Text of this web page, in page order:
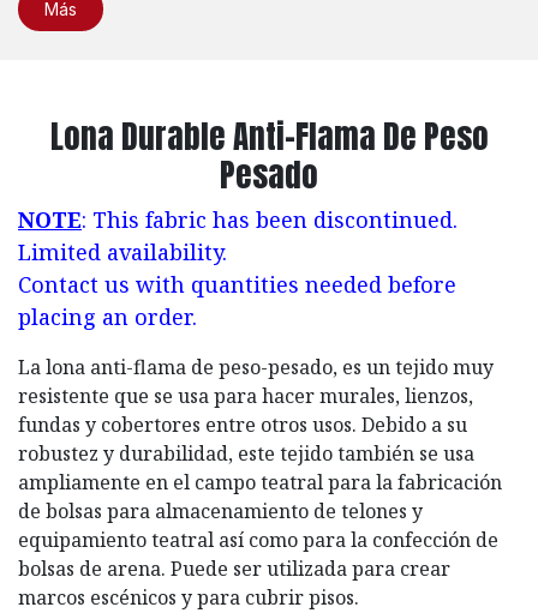
Más
Lona Durable Anti-Flama De Peso
Pesado
NOTE: This fabric has been discontinued.
Limited availability.
Contact us with quantities needed before
placing an order.
La lona anti-flama de peso-pesado, es un tejido muy
resistente que se usa para hacer murales, lienzos,
fundas y cobertores entre otros usos. Debido a su
robustez y durabilidad, este tejido también se usa
ampliamente en el campo teatral para la fabricación
de bolsas para almacenamiento de telones y
equipamiento teatral así como para la confección de
bolsas de arena. Puede ser utilizada para crear
marcos escénicos y para cubrir pisos.